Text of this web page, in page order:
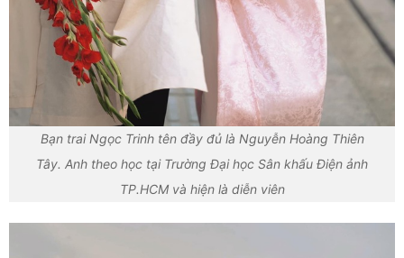
Bạn trai Ngọc Trinh tên đầy đủ là Nguyễn Hoàng Thiên
Tây. Anh theo học tại Trường Đại học Sân khấu Điện ảnh
TP.HCM và hiện là diễn viên